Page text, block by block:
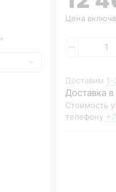
Цена
Доставим 1-
Доставка
Стоимость
телефону